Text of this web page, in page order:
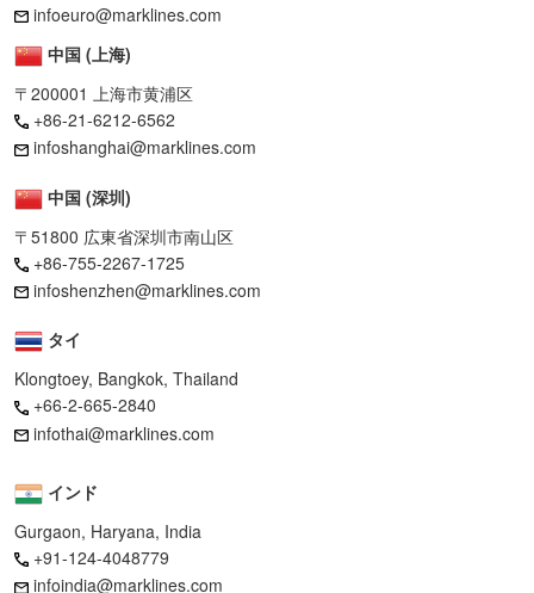
infoeuro@marklines.com
中国 (上海)
〒200001 上海市黄浦区
+86-21-6212-6562
infoshanghai@marklines.com
中国 (深圳)
〒51800 広東省深圳市南山区
+86-755-2267-1725
infoshenzhen@marklines.com
タイ
Klongtoey, Bangkok, Thailand
+66-2-665-2840
infothai@marklines.com
インド
Gurgaon, Haryana, India
+91-124-4048779
infoindia@marklines.com